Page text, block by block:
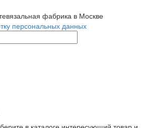
фабрика в Москве
персональных данных